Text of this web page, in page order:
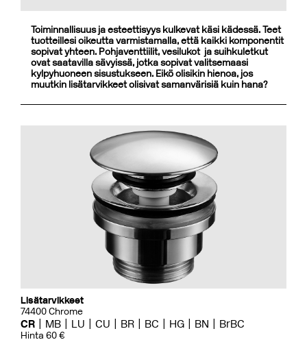
Toiminnallisuus ja esteettisyys kulkevat käsi kädessä. Teet
tuotteillesi oikeutta varmistamalla, että kaikki komponentit
sopivat yhteen. Pohjaventtiilit, vesilukot ja suihkuletkut
ovat saatavilla sävyissä, jotka sopivat valitsemaasi
kylpyhuoneen sisustukseen. Eikö olisikin hienoa, jos
muutkin lisätarvikkeet olisivat samanvärisiä kuin hana?
Lisätarvikkeet
74400 Chrome
CR MB LU CU BR BC HG BN BrBC
Hinta 60 €